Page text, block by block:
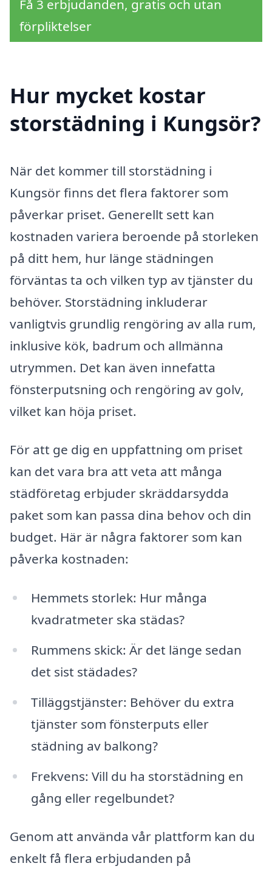
Få 3 erbjudanden, gratis och utan
förpliktelser
Hur mycket kostar
storstädning i Kungsör?
När det kommer till storstädning i
Kungsör finns det flera faktorer som
påverkar priset. Generellt sett kan
kostnaden variera beroende på storleken
på ditt hem, hur länge städningen
förväntas ta och vilken typ av tjänster du
behöver. Storstädning inkluderar
vanligtvis grundlig rengöring av alla rum,
inklusive kök, badrum och allmänna
utrymmen. Det kan även innefatta
fönsterputsning och rengöring av golv,
vilket kan höja priset.
För att ge dig en uppfattning om priset
kan det vara bra att veta att många
städföretag erbjuder skräddarsydda
paket som kan passa dina behov och din
budget. Här är några faktorer som kan
påverka kostnaden:
Hemmets storlek: Hur många
kvadratmeter ska städas?
Rummens skick: Är det länge sedan
det sist städades?
Tilläggstjänster: Behöver du extra
tjänster som fönsterputs eller
städning av balkong?
Frekvens: Vill du ha storstädning en
gång eller regelbundet?
Genom att använda vår plattform kan du
enkelt få flera erbjudanden på